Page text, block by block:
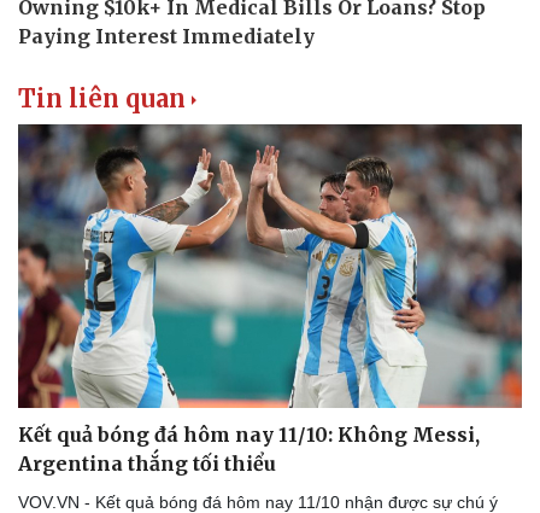
Tin liên quan
Kết quả bóng đá hôm nay 11/10: Không Messi,
Argentina thắng tối thiểu
VOV.VN - Kết quả bóng đá hôm nay 11/10 nhận được sự chú ý